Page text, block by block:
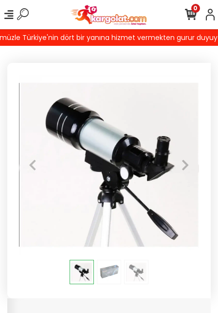
Türkiye'nin dört bir yanına hizmet vermekten gurur
0